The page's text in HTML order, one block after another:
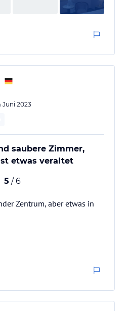
Juni 2023
saubere Zimmer,
etwas veraltet
5 / 6
Zentrum, aber etwas in